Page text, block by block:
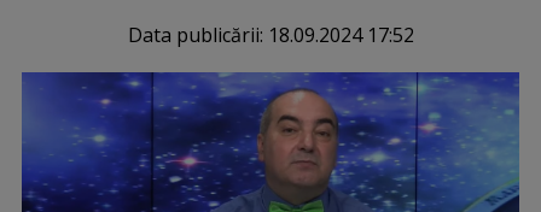
Data publicării: 18.09.2024 17:52